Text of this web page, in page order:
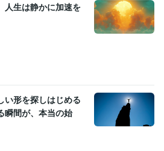
人生は静かに加速を
い形を探しはじめる
間が、本当の始